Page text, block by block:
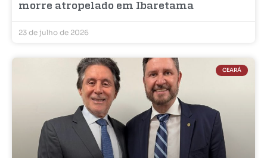
morre atropelado em Ibaretama
23 de julho de 2026
CEARÁ